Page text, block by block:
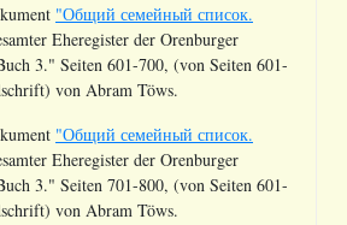
"Общий семейный список.
Eheregister der Orenburger
3." Seiten 601-700, (von Seiten 601-
von Abram Töws.
"Общий семейный список.
Eheregister der Orenburger
3." Seiten 701-800, (von Seiten 601-
von Abram Töws.